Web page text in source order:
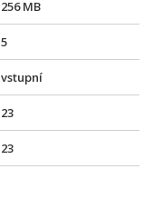
256 MB
5
vstupní
23
23